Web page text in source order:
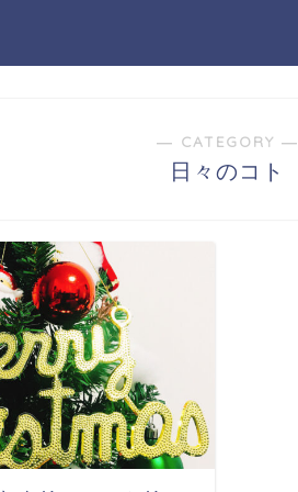
― CATEGORY ―
日々のコト